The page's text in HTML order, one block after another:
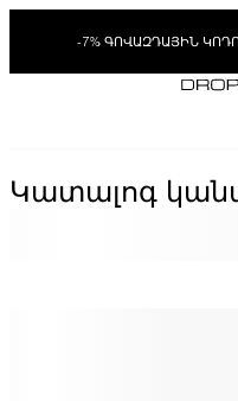
-7% ԳՈՎԱԶԴԱՅԻՆ
Կատալոգ